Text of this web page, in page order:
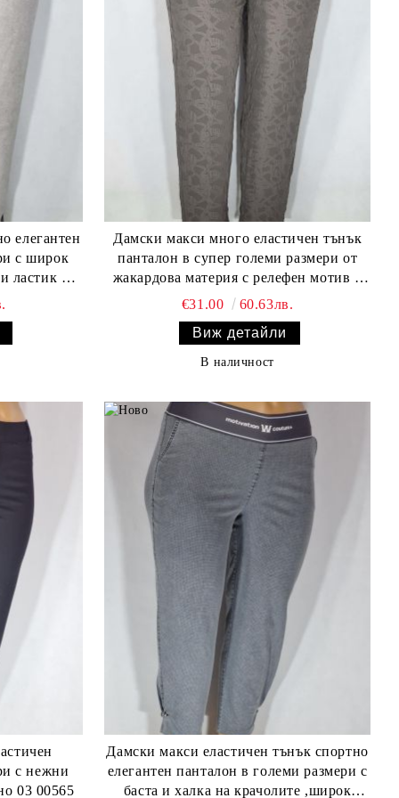
на
Дамски макси много еластичен тънък
панталон в супер големи размери от
жакардова материя с релефен мотив в
капучино 03 00573
€31.00
60.63лв.
Виж детайли
В наличност
с нежни
03 00565
Дамски макси еластичен тънък спортно
елегантен панталон в големи размери с
баста и халка на крачолите ,широк